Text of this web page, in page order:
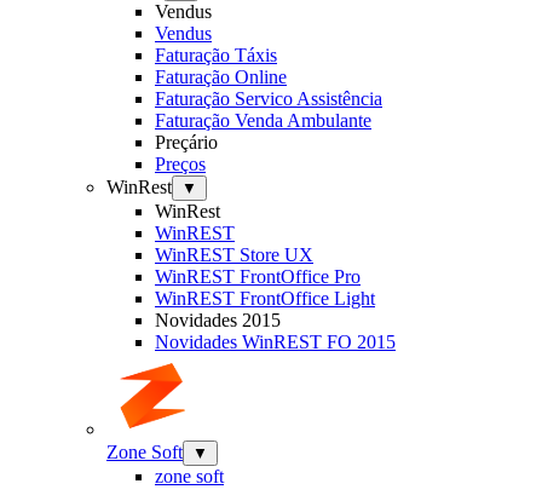
Vendus
Vendus
Faturação Táxis
Faturação Online
Faturação Servico Assistência
Faturação Venda Ambulante
Preçário
Preços
WinRest
▼
WinRest
WinREST
WinREST Store UX
WinREST FrontOffice Pro
WinREST FrontOffice Light
Novidades 2015
Novidades WinREST FO 2015
Zone Soft ▼
zone soft